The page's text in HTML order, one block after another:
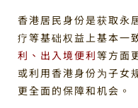
香港居民身份是获取永
疗等基础权益上基本一
利、出入境便利等方面
或利用香港身份为子女
更全面的保障和机会。